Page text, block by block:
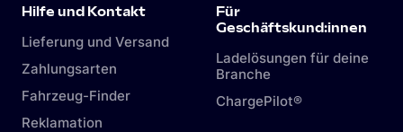
Hilfe und Kontakt
Lieferung und Versand
Zahlungsarten
Fahrzeug-Finder
Reklamation
Für
Geschäftskund:innen
Ladelösungen für deine
Branche
ChargePilot®